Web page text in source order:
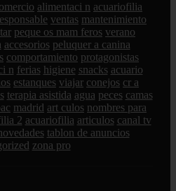
alimentaci n acuariofilia
ventas mantenimiento
peque os mam feros verano
accesorios peluquer a canina
comportamiento protagonistas
n ferias higiene snacks acuario
estanques viajar conejos cr a
terapia asistida agua peces camas
madrid art culos nombres para
2 acuariofilia articulos canal tv
tablon de anuncios
zona pro